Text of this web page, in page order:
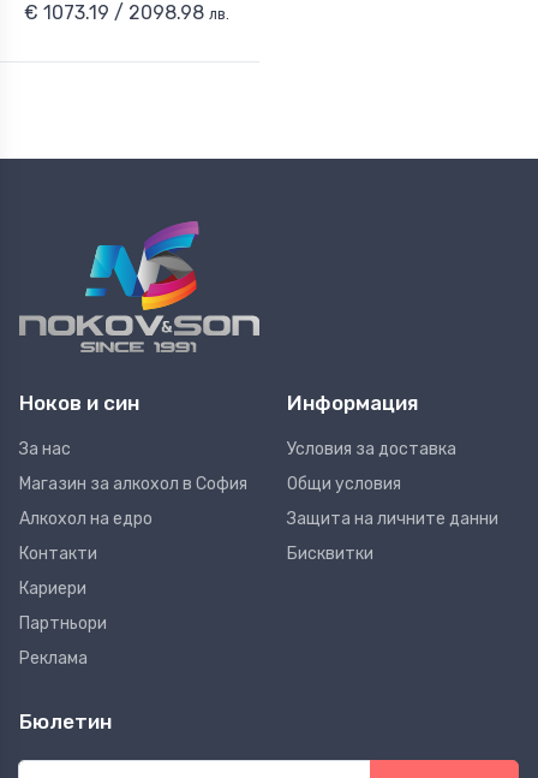
€ 1073.19 / 2098.98 лв.
Ноков и син
За нас
Магазин за алкохол в София
Алкохол на едро
Контакти
Кариери
Партньори
Реклама
Информация
Условия за доставка
Общи условия
Защита на личните данни
Бисквитки
Бюлетин